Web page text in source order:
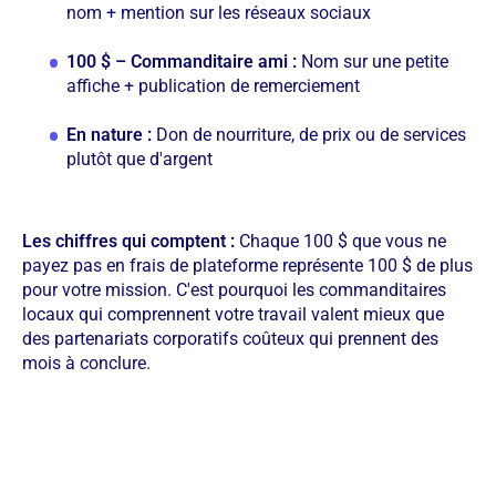
nom + mention sur les réseaux sociaux
100 $ – Commanditaire ami : Nom sur une petite
affiche + publication de remerciement
En nature : Don de nourriture, de prix ou de services
plutôt que d'argent
Les chiffres qui comptent : Chaque 100 $ que vous ne
payez pas en frais de plateforme représente 100 $ de plus
pour votre mission. C'est pourquoi les commanditaires
locaux qui comprennent votre travail valent mieux que
des partenariats corporatifs coûteux qui prennent des
mois à conclure.